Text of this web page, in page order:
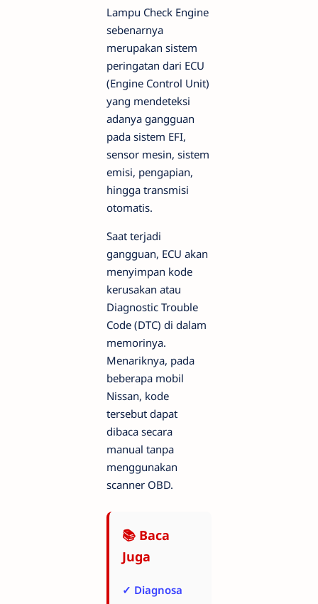
Lampu Check Engine
sebenarnya
merupakan sistem
peringatan dari ECU
(Engine Control Unit)
yang mendeteksi
adanya gangguan
pada sistem EFI,
sensor mesin, sistem
emisi, pengapian,
hingga transmisi
otomatis.
Saat terjadi
gangguan, ECU akan
menyimpan kode
kerusakan atau
Diagnostic Trouble
Code (DTC) di dalam
memorinya.
Menariknya, pada
beberapa mobil
Nissan, kode
tersebut dapat
dibaca secara
manual tanpa
menggunakan
scanner OBD.
📚 Baca
Juga
✓ Diagnosa